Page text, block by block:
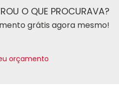
O QUE PROCURAVA?
grátis agora mesmo!
orçamento